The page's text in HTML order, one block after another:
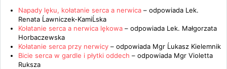
Napady lęku, kołatanie serca a nerwica – odpowiada Lek.
Renata Ĺawniczek-KamiĹska
Kołatanie serca a nerwica lękowa – odpowiada Lek. Małgorzata
Horbaczewska
Kołatanie serca przy nerwicy – odpowiada Mgr Ĺukasz Kielemnik
Bicie serca w gardle i płytki oddech – odpowiada Mgr Violetta
Ruksza